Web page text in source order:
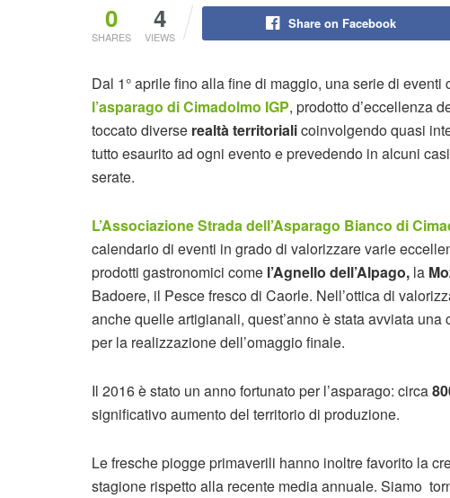
0
SHARES
4
VIEWS
Share on Facebook
Dal 1° aprile fino alla fine di maggio, una serie di
l’asparago di Cimadolmo IGP, prodotto d’eccellenza
toccato diverse realtà territorialicoinvolgendo quasi
tutto esaurito ad ogni evento e prevedendo in alcuni
serate.
L’Associazione Strada dell’Asparago Bianco di
calendario di eventi in grado di valorizzare varie
prodotti gastronomici come l’Agnello dell’Alpago, la
Badoere, il Pesce fresco di Caorle. Nell’ottica di
anche quelle artigianali, quest’anno è stata avviata
per la realizzazione dell’omaggio finale.
Il 2016 è stato un anno fortunato per l’asparago: circa
significativo aumento del territorio di produzione.
Le fresche piogge primaverili hanno inoltre favorito la
stagione rispetto alla recente media annuale. Siamo